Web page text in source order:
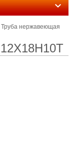
Труба нержавеющая